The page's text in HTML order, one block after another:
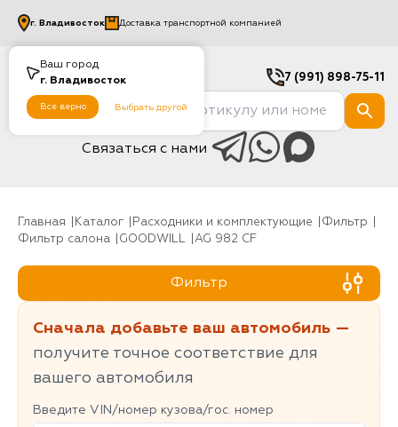
Ваш город
г. Владивосток
Все верно Выбрать другой
г. Владивосток Доставка транспортной компанией
7 (991) 898-75-11
Связаться с нами
Главная Каталог Расходники и комплектующие
фильтр
Фильтр салона
GOODWILL AG 982 CF
Фильтр
Сначала добавьте ваш автомобиль —
получите точное соответствие для
вашего автомобиля
Введите VIN/номер кузова/гос. номер